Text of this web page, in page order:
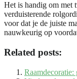
Het is handig om met
verduisterende
voor dat je de juiste
nauwkeurig op
Related posts: